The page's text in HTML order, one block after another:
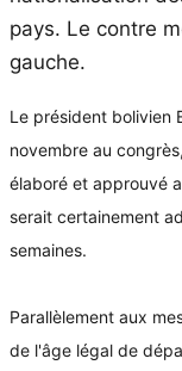
pays. Le contre
gauche.
Le président bolivien
novembre au
élaboré et approuvé
serait certainement
semaines.
Parallèlement aux
de l'âge légal de